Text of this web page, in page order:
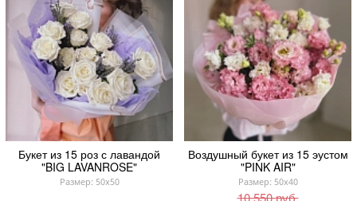
Букет из 15 роз с лавандой
"BIG LAVANROSE"
Размер: 50x50
Воздушный букет из 15 эустом
"PINK AIR"
Размер: 50x40
10 550 руб.